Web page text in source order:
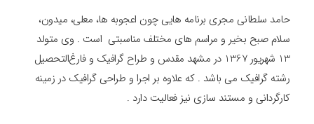
حامد سلطانی مجری برنامه هایی چون اعجوبه ها، معلی، میدون،
سلام صبح بخیر و مراسم های مختلف مناسبتی است . وی متولد
13 شهریور 1367 در مشهد مقدس و طراح گرافیک و فارغ‌التحصیل
رشته گرافیک می باشد . که علاوه بر اجرا و طراحی گرافیک در زمینه
کارگردانی و مستند سازی نیز فعالیت دارد .